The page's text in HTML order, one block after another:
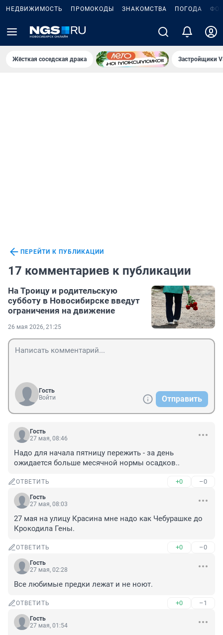
НЕДВИЖИМОСТЬ ПРОМОКОДЫ ЗНАКОМСТВА ПОГОДА
Жёсткая соседская драка Застройщики
ПЕРЕЙТИ К ПУБЛИКАЦИИ
17 комментариев к публикации
На Троицу и родительскую
субботу в Новосибирске введут
ограничения на движение
26 мая 2026, 21:25
Гость
Войти
Отправить
Гость
27 мая, 08:46
Надо для начала пятницу пережить - за день
ожидается больше месячной нормы осадков..
ОТВЕТИТЬ +0 –0
Гость
27 мая, 08:03
27 мая на улицу Красина мне надо как Чебурашке до
Крокодила Гены.
ОТВЕТИТЬ +0 –0
Гость
27 мая, 02:28
Все любимые предки лежат и не ноют.
ОТВЕТИТЬ +0 –1
Гость
27 мая, 01:54